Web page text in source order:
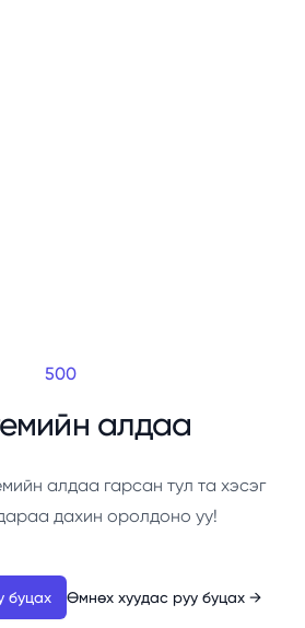
500
алдаа
алдаа гарсан тул та хэсэг
дахин оролдоно уу!
буцах Өмнөх хуудас руу буцах →